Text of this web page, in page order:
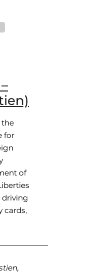
the
for
of
cards,